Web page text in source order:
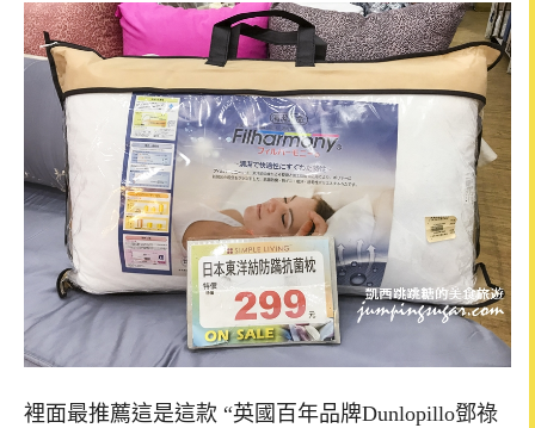
裡面最推薦這是這款 “英國百年品牌Dunlopillo鄧祿